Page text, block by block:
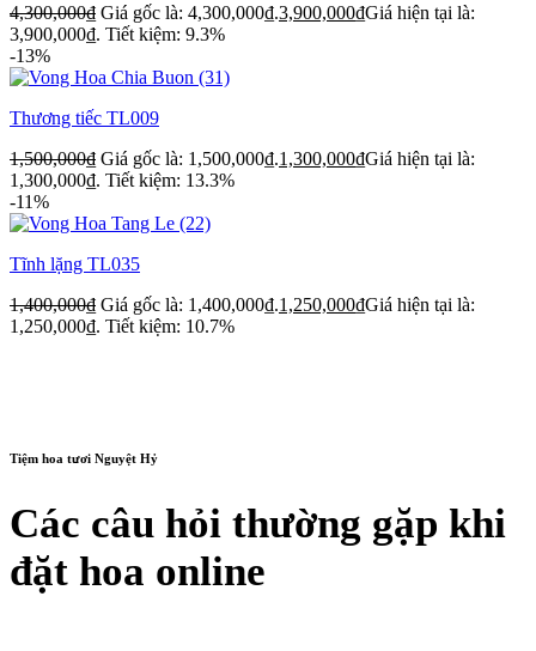
4,300,000₫ Giá gốc là: 4,300,000₫.3,900,000₫Giá hiện tại là:
3,900,000₫. Tiết kiệm: 9.3%
-13%
Thương tiếc TL009
1,500,000₫ Giá gốc là: 1,500,000₫.1,300,000₫Giá hiện tại là:
1,300,000₫. Tiết kiệm: 13.3%
-11%
Tĩnh lặng TL035
1,400,000₫ Giá gốc là: 1,400,000₫.1,250,000₫Giá hiện tại là:
1,250,000₫. Tiết kiệm: 10.7%
Tiệm hoa tươi Nguyệt Hỷ
Các câu hỏi thường gặp khi
đặt hoa online